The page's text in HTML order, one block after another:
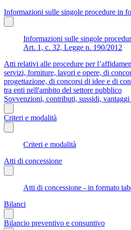
Informazioni sulle singole procedure in
Informazioni sulle singole
Art. 1, c. 32, Legge n. 190/2012
Atti relativi alle procedure per
servizi, forniture, lavori e opere, di
progettazione, di concorsi di idee e di
tra enti nell'ambito del settore pubblico
Sovvenzioni, contributi, sussidi,
Criteri e modalità
Criteri e modalità
Atti di concessione
Atti di concessione - in formato
Bilanci
Bilancio preventivo e consuntivo